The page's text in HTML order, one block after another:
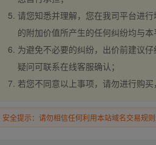
请您知悉并理解，您在我司平台进
的附加价值所产生的任何纠纷均与本
为避免不必要的纠纷，出价前建议仔
疑问可联系在线客服确认；
若您不同意以上事项，请勿进行购
安全提示：请勿相信任何利用本站域名交易规